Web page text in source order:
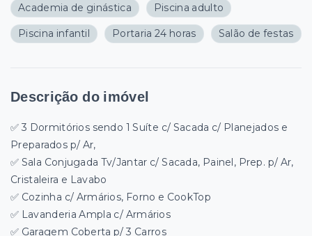
Academia de ginástica Piscina adulto
Piscina infantil Portaria 24 horas Salão de festas
Descrição do imóvel
✅ 3 Dormitórios sendo 1 Suíte c/ Sacada c/ Planejados e
Preparados p/ Ar,
✅ Sala Conjugada Tv/Jantar c/ Sacada, Painel, Prep. p/ Ar,
Cristaleira e Lavabo
✅ Cozinha c/ Armários, Forno e CookTop
✅ Lavanderia Ampla c/ Armários
✅ Garagem Coberta p/ 3 Carros